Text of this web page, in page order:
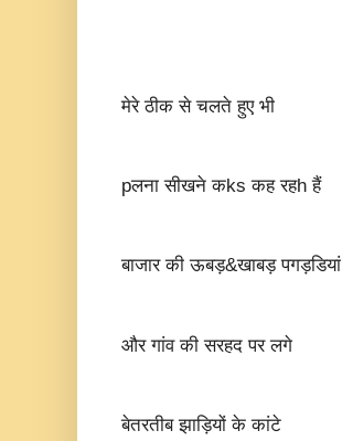
मेरे ठीक से चलते हुए भी
pलना सीखने कks कह रहh हैं
बाजार की ऊबड़&खाबड़ पगड़डियां
और गांव की सरहद पर लगे
बेतरतीब झाड़ियों के कांटे